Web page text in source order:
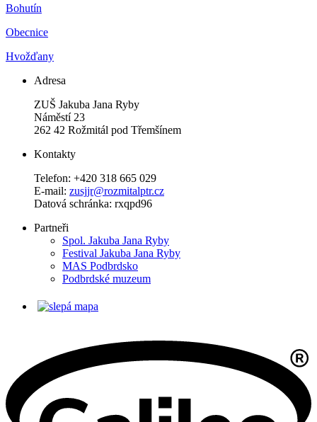
Bohutín
Obecnice
Hvožďany
Adresa
ZUŠ Jakuba Jana Ryby
Náměstí 23
262 42 Rožmitál pod Třemšínem
Kontakty
Telefon: +420 318 665 029
E-mail: zusjjr@rozmitalptr.cz
Datová schránka: rxqpd96
Partneři
Spol. Jakuba Jana Ryby
Festival Jakuba Jana Ryby
MAS Podbrdsko
Podbrdské muzeum